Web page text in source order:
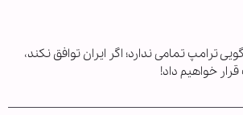
ترامپ تمامی ندارد؛ اگر ایران توافق نکند،
خواهیم داد!